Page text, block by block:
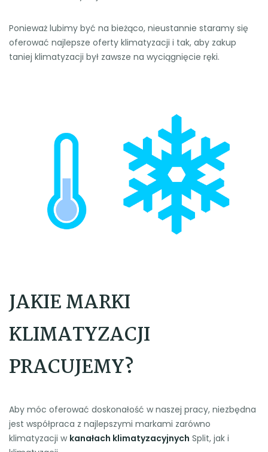
Ponieważ lubimy być na bieżąco, nieustannie staramy się
oferować najlepsze oferty klimatyzacji i tak, aby zakup
taniej klimatyzacji był zawsze na wyciągnięcie ręki.
JAKIE MARKI
KLIMATYZACJI
PRACUJEMY?
Aby móc oferować doskonałość w naszej pracy, niezbędna
jest współpraca z najlepszymi markami zarówno
klimatyzacji w kanałach klimatyzacyjnych Split, jak i